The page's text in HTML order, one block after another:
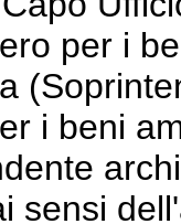
per i
i beni
sensi